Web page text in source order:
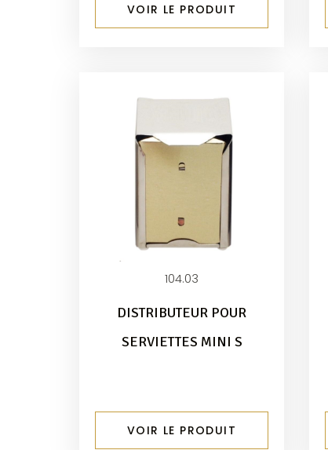
VOIR LE PRODUIT
104.03
DISTRIBUTEUR POUR
SERVIETTES MINI S
VOIR LE PRODUIT